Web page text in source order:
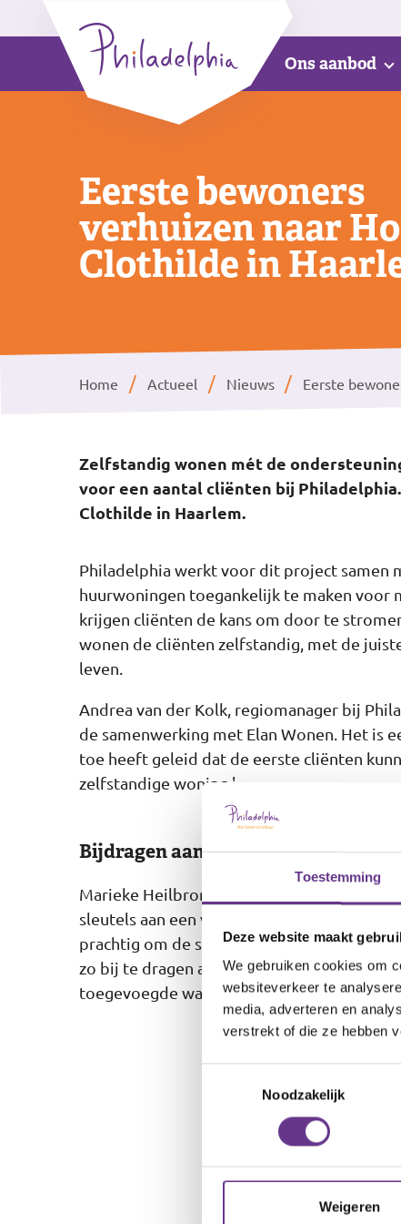
Toestemming
Deze website maakt
We gebruiken cookies om
websiteverkeer te
media, adverteren en
verstrekt of die ze hebben
Noodzakelijk
Weigeren
Ons aanbod
Eerste bewoners
verhuizen naar
Clothilde in
Home Actueel Nieuws Eerste
Zelfstandig wonen mét de
voor een aantal cliënten bij
Clothilde in Haarlem.
Philadelphia werkt voor dit project samen
huurwoningen toegankelijk te maken voor
krijgen cliënten de kans om door te
wonen de cliënten zelfstandig, met de
leven.
Andrea van der Kolk, regiomanager bij
de samenwerking met Elan Wonen. Het is
toe heeft geleid dat de eerste cliënten
zelfstandige woning.'
Bijdragen aan zelfstandigheid en
Marieke Heilbron, directeur van Elan
sleutels aan een van de cliënten en
prachtig om de sleutels te overhandigen
zo bij te dragen aan hun zelfstandigheid
toegevoegde waarde: namelijk een